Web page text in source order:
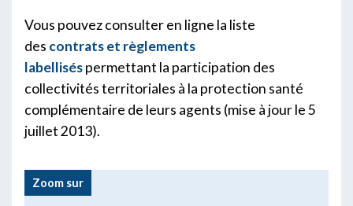
Vous pouvez consulter en ligne la liste
des contrats et règlements
labelliséspermettant la participation des
collectivités territoriales à la protection santé
complémentaire de leurs agents (mise à jour le 5
juillet 2013).
Zoom sur